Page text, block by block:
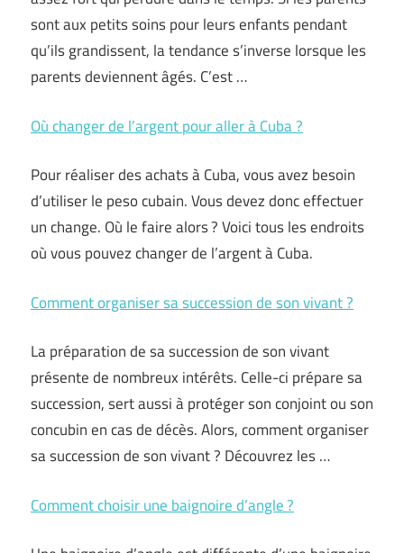
sont aux petits soins pour leurs enfants pendant
qu’ils grandissent, la tendance s’inverse lorsque les
parents deviennent âgés. C’est …
Où changer de l’argent pour aller à Cuba ?
Pour réaliser des achats à Cuba, vous avez besoin
d’utiliser le peso cubain. Vous devez donc effectuer
un change. Où le faire alors ? Voici tous les endroits
où vous pouvez changer de l’argent à Cuba.
Comment organiser sa succession de son vivant ?
La préparation de sa succession de son vivant
présente de nombreux intérêts. Celle-ci prépare sa
succession, sert aussi à protéger son conjoint ou son
concubin en cas de décès. Alors, comment organiser
sa succession de son vivant ? Découvrez les …
Comment choisir une baignoire d’angle ?